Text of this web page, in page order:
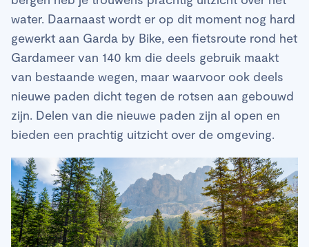
water. Daarnaast wordt er op dit moment nog hard
gewerkt aan Garda by Bike, een fietsroute rond het
Gardameer van 140 km die deels gebruik maakt
van bestaande wegen, maar waarvoor ook deels
nieuwe paden dicht tegen de rotsen aan gebouwd
zijn. Delen van die nieuwe paden zijn al open en
bieden een prachtig uitzicht over de omgeving.